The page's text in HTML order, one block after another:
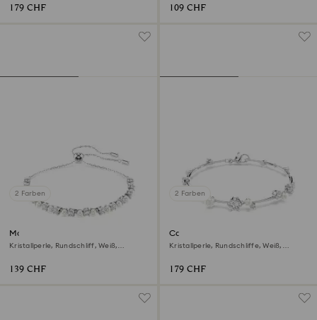
179 CHF 109 CHF
2 Farben
Matrix Armband
Kristallperle, Rundschliff, Weiß,
139 CHF
2 Farben
Constella Armband
Kristallperle, Rundschliffe, Weiß,
179 CHF